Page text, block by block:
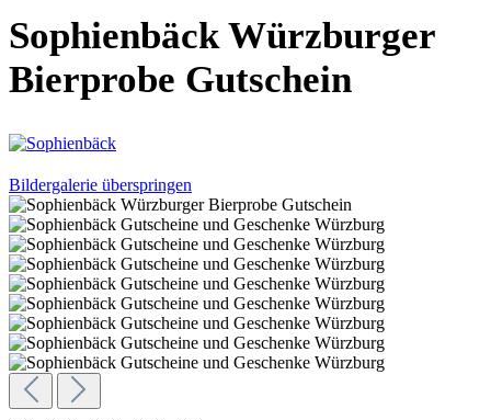
Sophienbäck Würzburger
Bierprobe Gutschein
Bildergalerie überspringen